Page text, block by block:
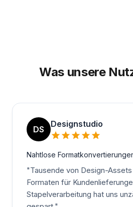
Was unsere
DS
Designstudio
Nahtlose
"Tausende von Design-
Formaten für
Stapelverarbeitung hat uns